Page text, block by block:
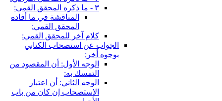
٣ - ما ذكره المحقق القمي:
المناقشة في ما أفاده
المحقق القمي:
كلام آخر للمحقق القمي:
الجواب عن استصحاب الكتابي
بوجوه أخر:
الوجه الأول: أن المقصود من
التمسك به:
الوجه الثاني: أن اعتبار
الاستصحاب إن كان من باب